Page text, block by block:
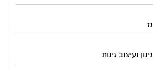
גז
גינון ועיצוב גינות